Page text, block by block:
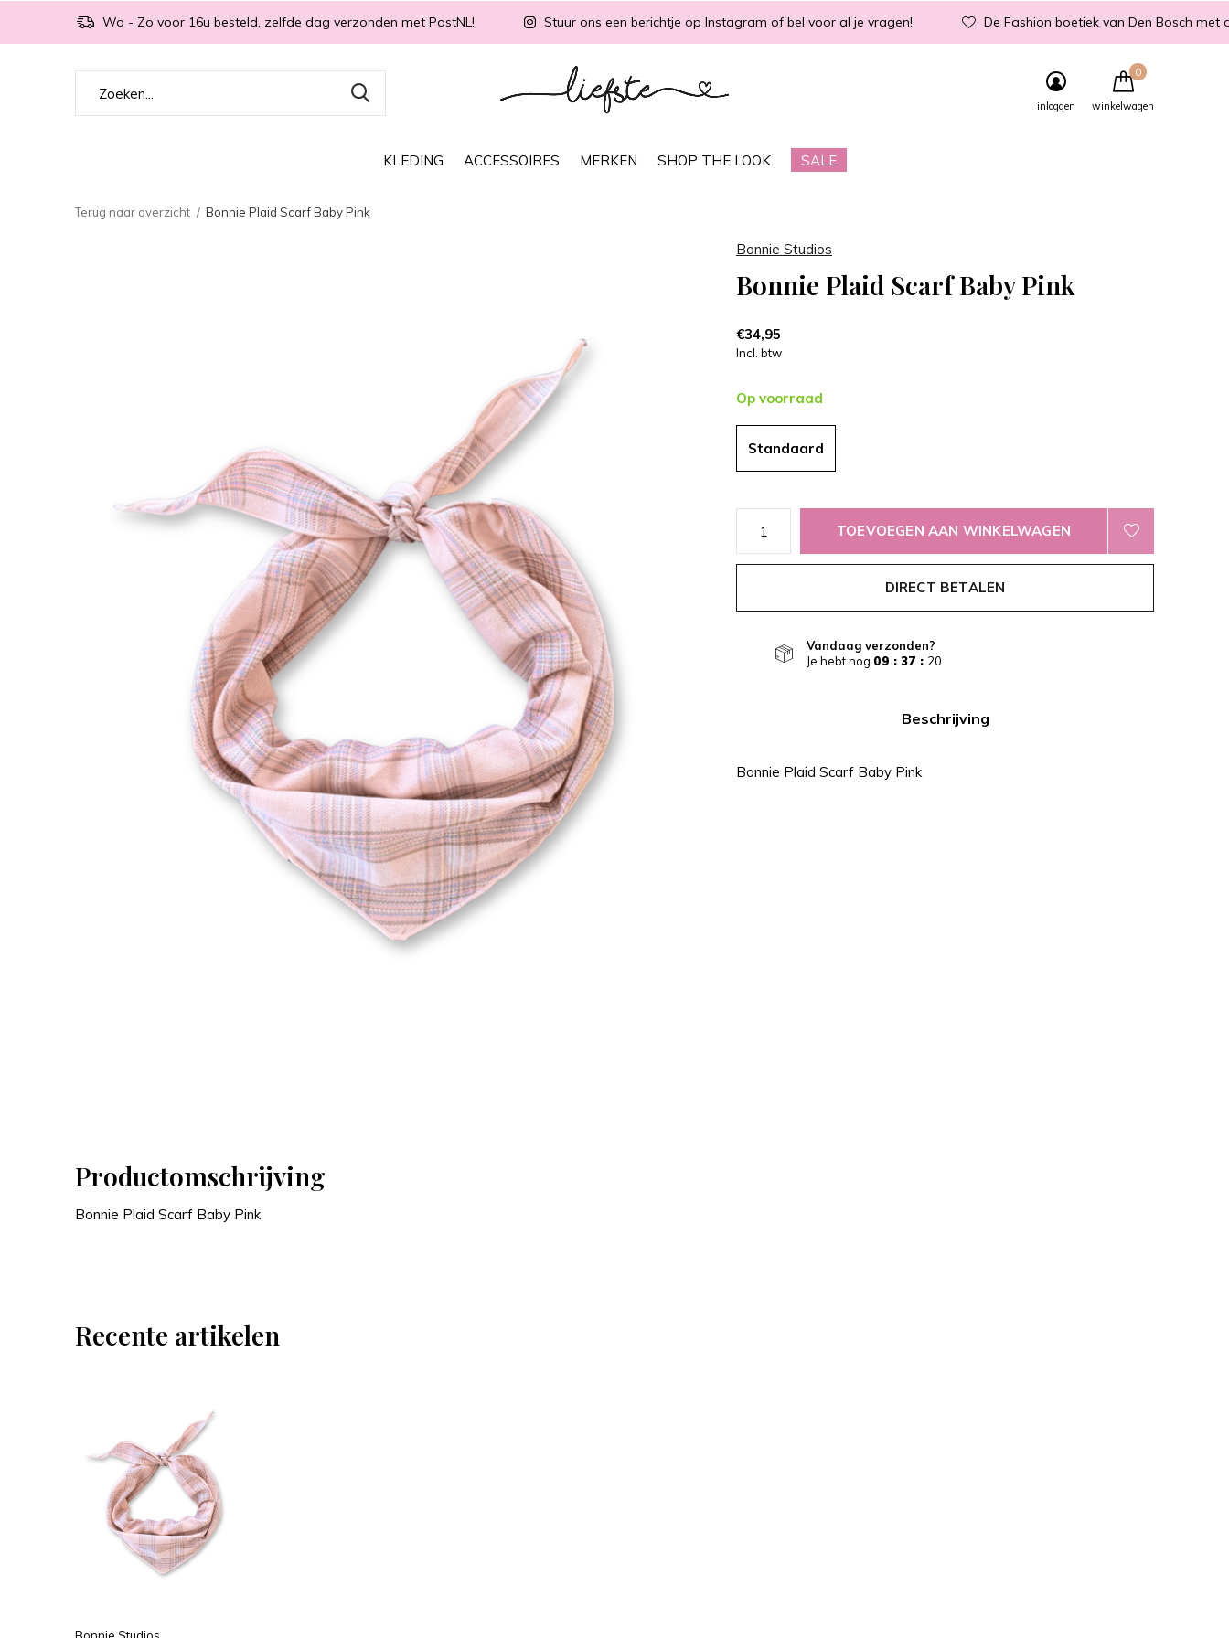
KLEDING ACCESSOIRES MERKEN SHOP THE LOOK SALE
inloggen winkelwagen
0
Wo - Zo voor 16u besteld, zelfde dag verzonden met PostNL! Stuur ons een berichtje op Instagram of bel voor al je vragen! De Fashion boetiek van Den Bosch met
Terug naar overzicht Bonnie Plaid Scarf Baby Pink
Bonnie Studios
Bonnie Plaid Scarf Baby Pink
€34,95
Incl. btw
Op voorraad
Standaard
TOEVOEGEN AAN WINKELWAGEN
DIRECT BETALEN
Vandaag verzonden?
Je hebt nog 09 : 37 : 20
Beschrijving
Bonnie Plaid Scarf Baby Pink
Productomschrijving
Bonnie Plaid Scarf Baby Pink
Recente artikelen